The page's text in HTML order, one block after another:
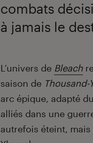
combats
à jamais le
Introduction
L’univers de Bleach
saison de Thousand-
arc épique, adapté du
alliés dans une
autrefois éteint,